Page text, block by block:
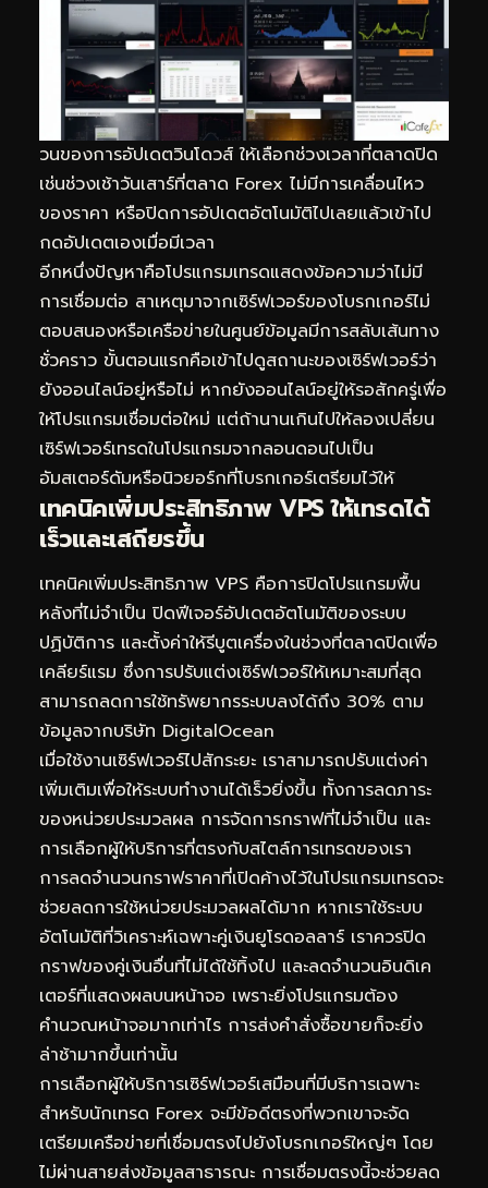
วนของการอัปเดตวินโดวส์ ให้เลือกช่วงเวลาที่ตลาดปิด
เช่นช่วงเช้าวันเสาร์ที่ตลาด Forex ไม่มีการเคลื่อนไหว
ของราคา หรือปิดการอัปเดตอัตโนมัติไปเลยแล้วเข้าไป
กดอัปเดตเองเมื่อมีเวลา
อีกหนึ่งปัญหาคือโปรแกรมเทรดแสดงข้อความว่าไม่มี
การเชื่อมต่อ สาเหตุมาจากเซิร์ฟเวอร์ของโบรกเกอร์ไม่
ตอบสนองหรือเครือข่ายในศูนย์ข้อมูลมีการสลับเส้นทาง
ชั่วคราว ขั้นตอนแรกคือเข้าไปดูสถานะของเซิร์ฟเวอร์ว่า
ยังออนไลน์อยู่หรือไม่ หากยังออนไลน์อยู่ให้รอสักครู่เพื่อ
ให้โปรแกรมเชื่อมต่อใหม่ แต่ถ้านานเกินไปให้ลองเปลี่ยน
เซิร์ฟเวอร์เทรดในโปรแกรมจากลอนดอนไปเป็น
อัมสเตอร์ดัมหรือนิวยอร์กที่โบรกเกอร์เตรียมไว้ให้
เทคนิคเพิ่มประสิทธิภาพ VPS ให้เทรดได้
เร็วและเสถียรขึ้น
เทคนิคเพิ่มประสิทธิภาพ VPS คือการปิดโปรแกรมพื้น
หลังที่ไม่จำเป็น ปิดฟีเจอร์อัปเดตอัตโนมัติของระบบ
ปฏิบัติการ และตั้งค่าให้รีบูตเครื่องในช่วงที่ตลาดปิดเพื่อ
เคลียร์แรม ซึ่งการปรับแต่งเซิร์ฟเวอร์ให้เหมาะสมที่สุด
สามารถลดการใช้ทรัพยากรระบบลงได้ถึง 30% ตาม
ข้อมูลจากบริษัท DigitalOcean
เมื่อใช้งานเซิร์ฟเวอร์ไปสักระยะ เราสามารถปรับแต่งค่า
เพิ่มเติมเพื่อให้ระบบทำงานได้เร็วยิ่งขึ้น ทั้งการลดภาระ
ของหน่วยประมวลผล การจัดการกราฟที่ไม่จำเป็น และ
การเลือกผู้ให้บริการที่ตรงกับสไตล์การเทรดของเรา
การลดจำนวนกราฟราคาที่เปิดค้างไว้ในโปรแกรมเทรดจะ
ช่วยลดการใช้หน่วยประมวลผลได้มาก หากเราใช้ระบบ
อัตโนมัติที่วิเคราะห์เฉพาะคู่เงินยูโรดอลลาร์ เราควรปิด
กราฟของคู่เงินอื่นที่ไม่ได้ใช้ทิ้งไป และลดจำนวนอินดิเค
เตอร์ที่แสดงผลบนหน้าจอ เพราะยิ่งโปรแกรมต้อง
คำนวณหน้าจอมากเท่าไร การส่งคำสั่งซื้อขายก็จะยิ่ง
ล่าช้ามากขึ้นเท่านั้น
การเลือกผู้ให้บริการเซิร์ฟเวอร์เสมือนที่มีบริการเฉพาะ
สำหรับนักเทรด Forex จะมีข้อดีตรงที่พวกเขาจะจัด
เตรียมเครือข่ายที่เชื่อมตรงไปยังโบรกเกอร์ใหญ่ๆ โดย
ไม่ผ่านสายส่งข้อมูลสาธารณะ การเชื่อมตรงนี้จะช่วยลด